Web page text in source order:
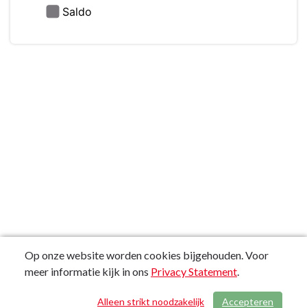
/ 756
Op onze website worden cookies bijgehouden. Voor
meer informatie kijk in ons Privacy Statement.
Accepteren
Alleen strikt noodzakelijk